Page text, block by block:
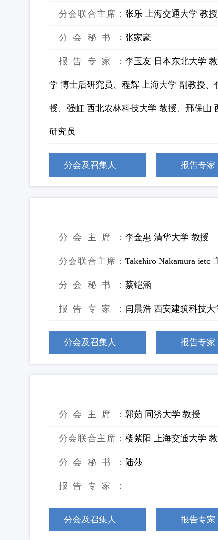
分会联合主席： 张乐 上海交通大学 教
分会秘书： 张家豪
报告专家： 李玉友 日本东北大学
学 博士后研究员、程辉 上海大学 副教授
授、强虹 西北农林科技大学 教授、邢保山
研究员
分会及召集人 报告专家
分会主席： 李金惠 清华大学 教授
分会联合主席： Takehiro Nakamura
分会秘书： 蔡铠涵
报告专家： 闫晨浩 西安建筑科技大
分会及召集人 报告专家
分会主席： 郭茹 同济大学 教授
分会联合主席： 楼紫阳 上海交通大学
分会秘书： 陆莎
报告专家：
分会及召集人 报告专家